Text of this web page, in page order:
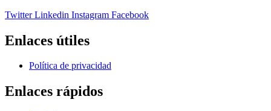
Twitter Linkedin Instagram Facebook
Enlaces útiles
Política de privacidad
Enlaces rápidos